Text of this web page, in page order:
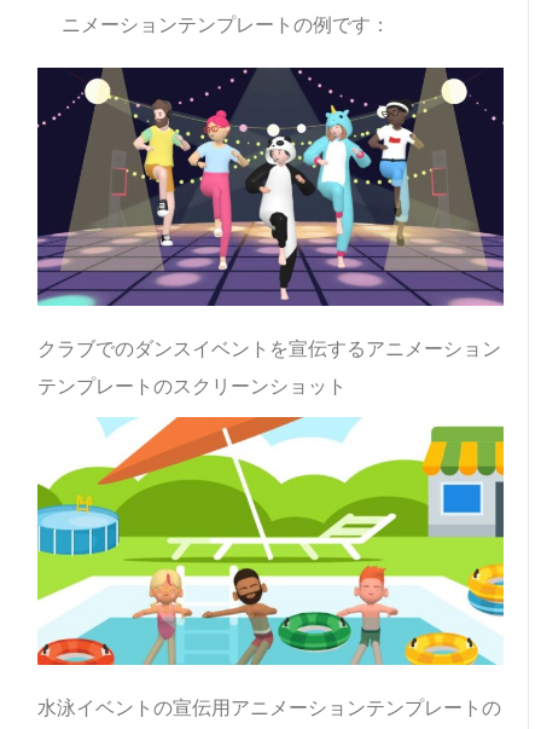
ニメーションテンプレートの例です：
クラブでのダンスイベントを宣伝するアニメーション
テンプレートのスクリーンショット
水泳イベントの宣伝用アニメーションテンプレートの